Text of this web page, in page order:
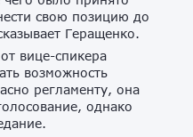
свою позицию до
Геращенко.
вице-спикера
возможность
регламенту, она
однако